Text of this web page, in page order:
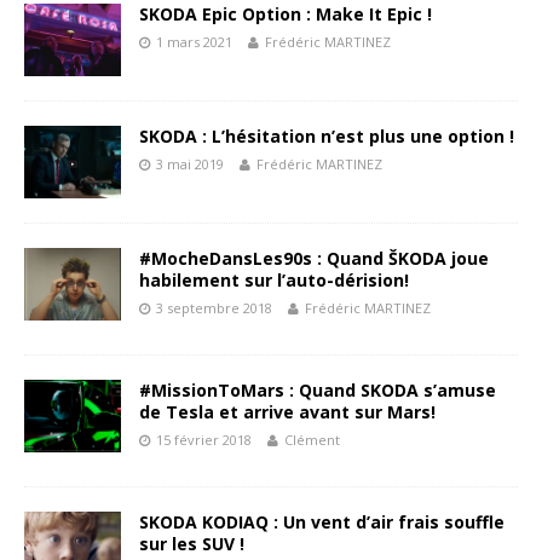
SKODA Epic Option : Make It Epic !
1 mars 2021 Frédéric MARTINEZ
SKODA : L’hésitation n’est plus une option !
3 mai 2019 Frédéric MARTINEZ
#MocheDansLes90s : Quand ŠKODA joue
habilement sur l’auto-dérision!
3 septembre 2018 Frédéric MARTINEZ
#MissionToMars : Quand SKODA s’amuse
de Tesla et arrive avant sur Mars!
15 février 2018 Clément
SKODA KODIAQ : Un vent d’air frais souffle
sur les SUV !